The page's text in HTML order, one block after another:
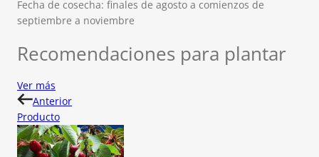
Fecha de cosecha: finales de agosto a comienzos de
septiembre a noviembre
Recomendaciones para plantar
Ver más
Anterior
Producto